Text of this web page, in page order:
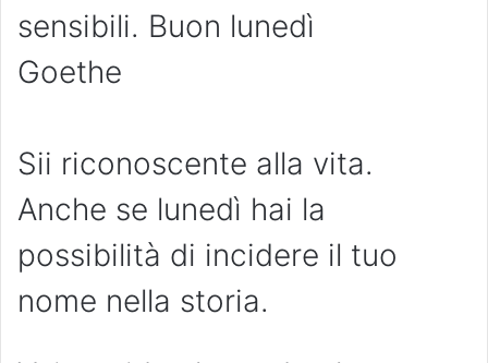
sensibili. Buon lunedì
Goethe
Sii riconoscente alla vita.
Anche se lunedì hai la
possibilità di incidere il tuo
nome nella storia.